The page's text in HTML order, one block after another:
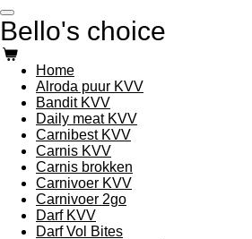
Ga
direct
naar
de
hoofdinhoud
Bello's choice
Home
Alroda puur KVV
Bandit KVV
Daily meat KVV
Carnibest KVV
Carnis KVV
Carnis brokken
Carnivoer KVV
Carnivoer 2go
Darf KVV
Darf Vol Bites